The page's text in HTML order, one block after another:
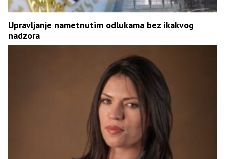
Upravljanje nametnutim odlukama bez ikakvog
nadzora